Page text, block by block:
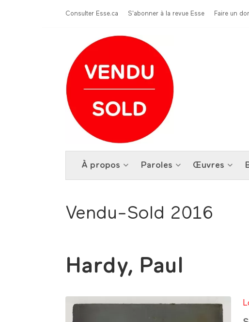
Menu Top
Consulter Esse.ca S'abonner à la revue Esse Faire un
À propos Paroles Œuvres
Vendu-Sold 2016
Hardy, Paul